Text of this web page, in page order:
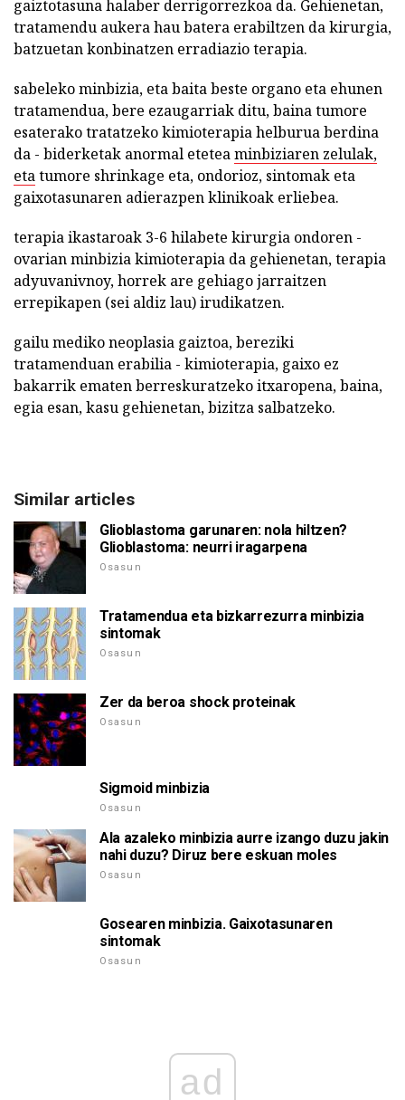
gaiztotasuna halaber derrigorrezkoa da. Gehienetan,
tratamendu aukera hau batera erabiltzen da kirurgia,
batzuetan konbinatzen erradiazio terapia.
sabeleko minbizia, eta baita beste organo eta ehunen
tratamendua, bere ezaugarriak ditu, baina tumore
esaterako tratatzeko kimioterapia helburua berdina
da - biderketak anormal eteteaminbiziaren zelulak,
etatumore shrinkage eta, ondorioz, sintomak eta
gaixotasunaren adierazpen klinikoak erliebea.
terapia ikastaroak 3-6 hilabete kirurgia ondoren -
ovarian minbizia kimioterapia da gehienetan, terapia
adyuvanivnoy, horrek are gehiago jarraitzen
errepikapen (sei aldiz lau) irudikatzen.
gailu mediko neoplasia gaiztoa, bereziki
tratamenduan erabilia - kimioterapia, gaixo ez
bakarrik ematen berreskuratzeko itxaropena, baina,
egia esan, kasu gehienetan, bizitza salbatzeko.
Similar articles
Glioblastoma garunaren: nola hiltzen?
Glioblastoma: neurri iragarpena
Osasun
Tratamendua eta bizkarrezurra minbizia
sintomak
Osasun
Zer da beroa shock proteinak
Osasun
Sigmoid minbizia
Osasun
Ala azaleko minbizia aurre izango duzu jakin
nahi duzu? Diruz bere eskuan moles
Osasun
Gosearen minbizia. Gaixotasunaren
sintomak
Osasun
ad